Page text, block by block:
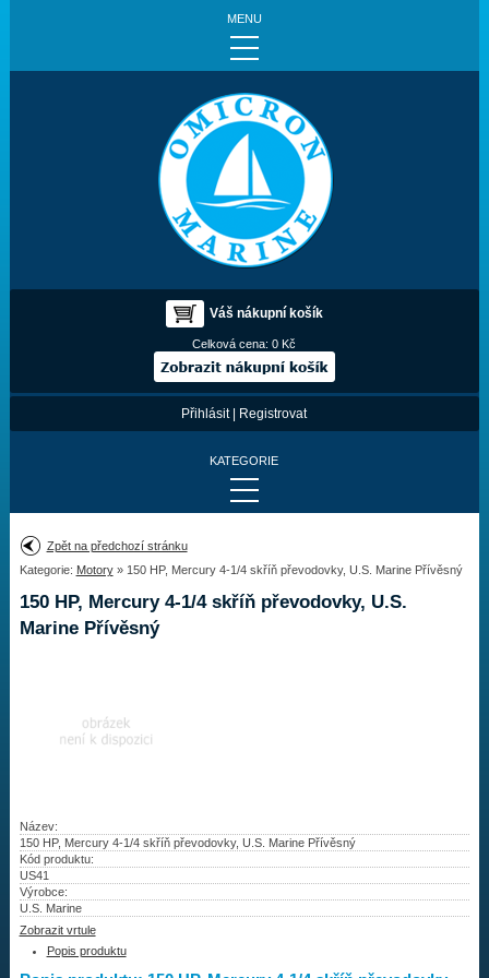
MENU
Váš nákupní košík
Celková cena:0 Kč
Přihlásit| Registrovat
KATEGORIE
Provedení:
Výrobce:
Vrtule
Redukční pouzdra XHS
Kontakty
Zpět na předchozí stránku
Kategorie: Motory» 150 HP, Mercury 4-1/4 skříň převodovky, U.S. Marine Přívěsný
150 HP, Mercury 4-1/4 skříň převodovky, U.S.
Marine Přívěsný
Název:
150 HP, Mercury 4-1/4 skříň převodovky, U.S. Marine Přívěsný
Kód produktu:
US41
Výrobce:
U.S. Marine
Zobrazit vrtule
Popis produktu